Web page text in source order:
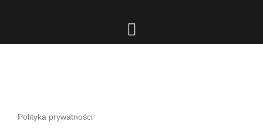
Polityka prywatności